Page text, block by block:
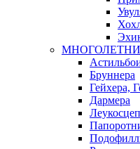
Бруннера
Гейхера,
Дармера